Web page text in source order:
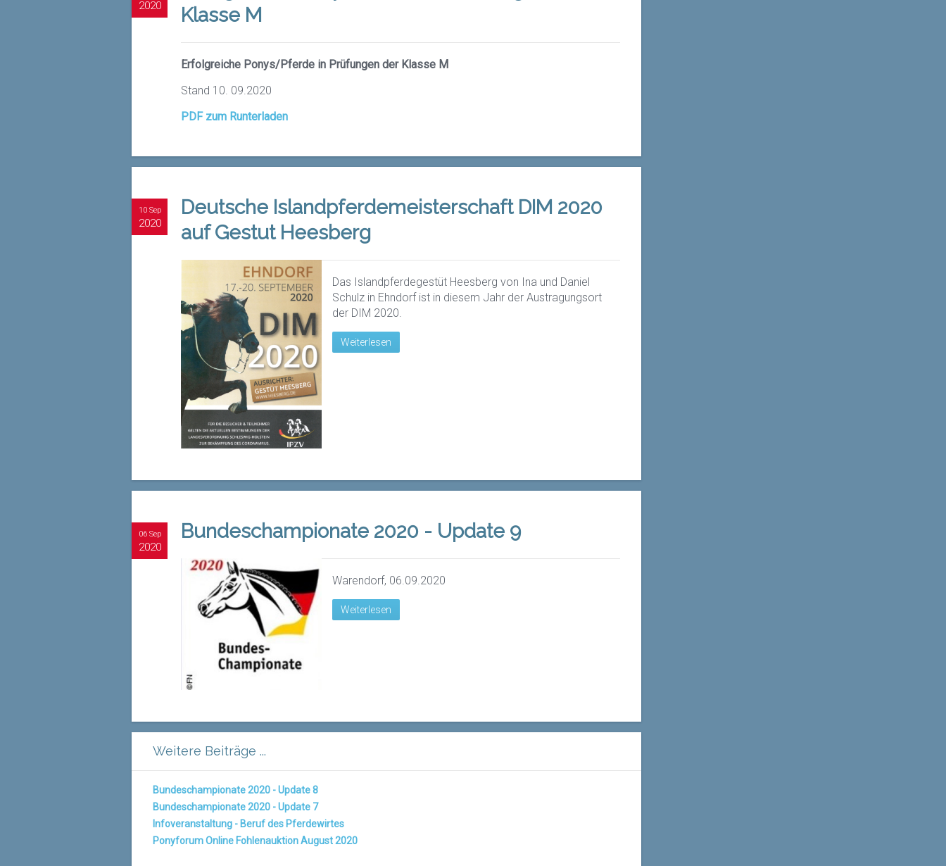
2020
Klasse M
Erfolgreiche Ponys/Pferde in Prüfungen der Klasse M
Stand 10. 09.2020
PDF zum Runterladen
10 Sep
2020
Deutsche Islandpferdemeisterschaft DIM 2020
auf Gestut Heesberg
Das Islandpferdegestüt Heesberg von Ina und Daniel
Schulz in Ehndorf ist in diesem Jahr der Austragungsort
der DIM 2020.
Weiterlesen
06 Sep
2020
Bundeschampionate 2020 - Update 9
Warendorf, 06.09.2020
Weiterlesen
Weitere Beiträge ...
Bundeschampionate 2020 - Update 8
Bundeschampionate 2020 - Update 7
Infoveranstaltung - Beruf des Pferdewirtes
Ponyforum Online Fohlenauktion August 2020